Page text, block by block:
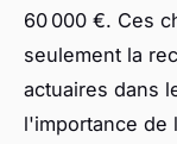
60 000 €. Ces
seulement la
actuaires dans
l'importance de